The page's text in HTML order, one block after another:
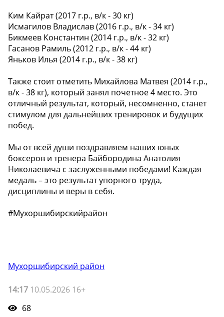
Ким Кайрат (2017 г.р., в/к - 30 кг)
Исмагилов Владислав (2016 г.р., в/к - 34 кг)
Бикмеев Константин (2014 г.р., в/к - 32 кг)
Гасанов Рамиль (2012 г.р., в/к - 44 кг)
Яньков Илья (2014 г.р., в/к - 38 кг)
Также стоит отметить Михайлова Матвея (2014 г.р.,
в/к - 38 кг), который занял почетное 4 место. Это
отличный результат, который, несомненно, станет
стимулом для дальнейших тренировок и будущих
побед.
Мы от всей души поздравляем наших юных
боксеров и тренера Байбородина Анатолия
Николаевича с заслуженными победами! Каждая
медаль – это результат упорного труда,
дисциплины и веры в себя.
#Мухоршибирскийрайон
Мухоршибирский район
14:17 10.05.2026 16+
68